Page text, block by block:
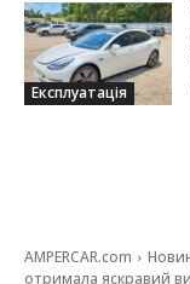
Експлуатація